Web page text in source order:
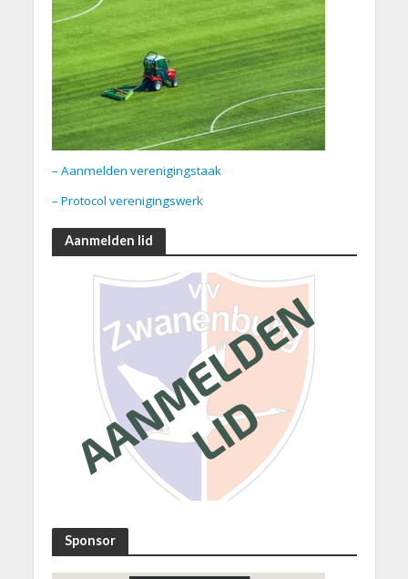
– Aanmelden verenigingstaak
– Protocol verenigingswerk
Aanmelden lid
Sponsor